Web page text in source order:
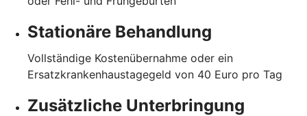
Stationäre Behandlung
Vollständige Kostenübernahme oder ein
Ersatzkrankenhaustagegeld von 40 Euro pro Tag
Zusätzliche Unterbringung